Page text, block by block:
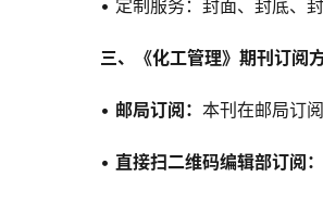
• 定制服务：封面、封底、
三、《化工管理》期刊订阅
• 邮局订阅： 本刊在邮局订
• 直接扫二维码编辑部订阅：